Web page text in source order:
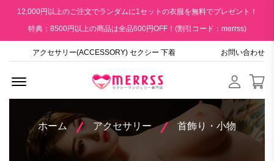
12,000円以上のご注文でランダムに1セットの衣服を無料でプレゼント！
特典：8500円以上の商品は全品600円OFF！(割引コード：merrss)
アクセサリー(ACCESSORY) セクシー 下着 お問い合わせ
ホーム アクセサリー 首飾り・小物